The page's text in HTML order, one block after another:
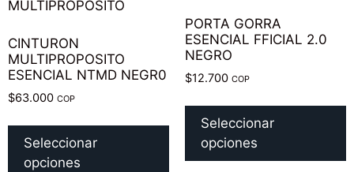
CINTURON
MULTIPROPOSITO
ESENCIAL NTMD NEGR0
$63.000 COP
Seleccionar
opciones
PORTA GORRA
ESENCIAL FFICIAL 2.0
NEGRO
$12.700 COP
Seleccionar
opciones